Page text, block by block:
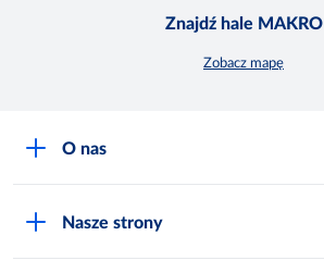
Znajdź hale MAKRO
Zobacz mapę
O nas
Nasze strony